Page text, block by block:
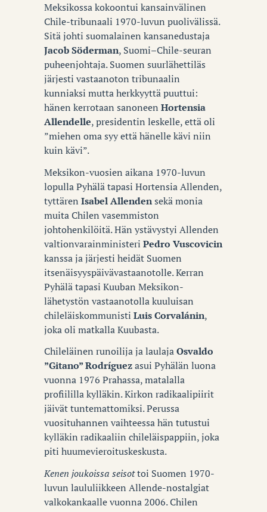
Meksikossa kokoontui kansainvälinen
Chile-tribunaali 1970-luvun puolivälissä.
Sitä johti suomalainen kansanedustaja
Jacob Söderman, Suomi–Chile-seuran
puheenjohtaja. Suomen suurlähettiläs
järjesti vastaanoton tribunaalin
kunniaksi mutta herkkyyttä puuttui:
hänen kerrotaan sanoneen Hortensia
Allendelle, presidentin leskelle, että oli
”miehen oma syy että hänelle kävi niin
kuin kävi”.
Meksikon-vuosien aikana 1970-luvun
lopulla Pyhälä tapasi Hortensia Allenden,
tyttären Isabel Allendensekä monia
muita Chilen vasemmiston
johtohenkilöitä. Hän ystävystyi Allenden
valtionvarainministeri Pedro Vuscovicin
kanssa ja järjesti heidät Suomen
itsenäisyyspäivävastaanotolle. Kerran
Pyhälä tapasi Kuuban Meksikon-
lähetystön vastaanotolla kuuluisan
chileläiskommunisti Luis Corvalánin,
joka oli matkalla Kuubasta.
Chileläinen runoilija ja laulajaOsvaldo
”Gitano” Rodríguezasui Pyhälän luona
vuonna 1976 Prahassa, matalalla
profiililla kylläkin. Kirkon radikaalipiirit
jäivät tuntemattomiksi. Perussa
vuosituhannen vaihteessa hän tutustui
kylläkin radikaaliin chileläispappiin, joka
piti huumevieroituskeskusta.
Kenen joukoissa seisottoi Suomen 1970-
luvun laululiikkeen Allende-nostalgiat
valkokankaalle vuonna 2006. Chilen